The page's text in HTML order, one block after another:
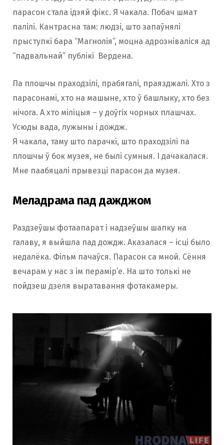
парасон стала ідэяй фікс. Я чакала. Побач шмат
палілі. Кантрасна там: людзі, што запаўнялі
прыступкі бара “Магнолія”, моцна адрозніваліся ад
“падвальнай” публікі Вердена.
Па плошчы праходзілі, прабягалі, праязджалі. Хто з
парасонамі, хто на машыне, хто ў башлыку, хто без
нічога. А хто міліцыя – у доўгіх чорных плашчах.
Усюды вада, лужыны і дождж.
Я чакала, таму што парачкі, што праходзілі па
плошчы ў бок музея, не былі сумныя. І дачакалася.
Мне паабяцалі прывезці парасон да музея.
Меладрама пад дажджом
Раздзеўшы фотаапарат і надзеўшы шапку на
галаву, я выйшла пад дождж. Аказалася – ісці было
недалёка. Фільм пачаўся. Парасон са мной. Сёння
вечарам у нас з ім перамір’е. На што толькі не
пойдзеш дзеля выратавання фотакамеры.